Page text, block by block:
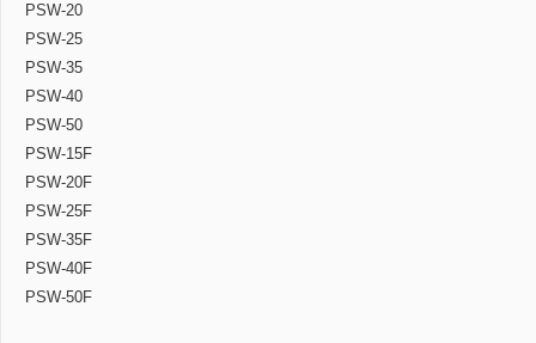
PSW-20
PSW-25
PSW-35
PSW-40
PSW-50
PSW-15F
PSW-20F
PSW-25F
PSW-35F
PSW-40F
PSW-50F